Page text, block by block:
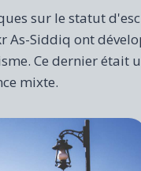
sur le statut
As-Siddiq ont
Ce dernier était
mixte.